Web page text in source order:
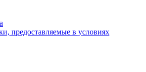
предоставляемые в условиях